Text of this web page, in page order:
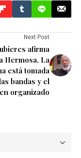
Next Post
afirma
Hermosa, La
está tomada
bandas y el
organizado